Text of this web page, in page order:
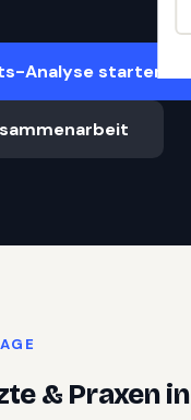
Analyse starten
& Praxenin